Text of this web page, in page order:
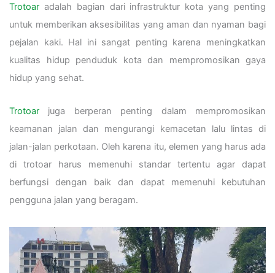
Trotoar adalah bagian dari infrastruktur kota yang penting
untuk memberikan aksesibilitas yang aman dan nyaman bagi
pejalan kaki. Hal ini sangat penting karena meningkatkan
kualitas hidup penduduk kota dan mempromosikan gaya
hidup yang sehat.
Trotoar juga berperan penting dalam mempromosikan
keamanan jalan dan mengurangi kemacetan lalu lintas di
jalan-jalan perkotaan. Oleh karena itu, elemen yang harus ada
di trotoar harus memenuhi standar tertentu agar dapat
berfungsi dengan baik dan dapat memenuhi kebutuhan
pengguna jalan yang beragam.